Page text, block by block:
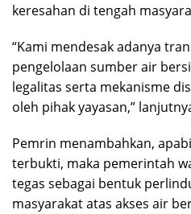
keresahan di tengah
“Kami mendesak adanya
pengelolaan sumber air
legalitas serta mekanisme
oleh pihak yayasan,”
Pemrin menambahkan,
terbukti, maka pemerintah
tegas sebagai bentuk
masyarakat atas akses air